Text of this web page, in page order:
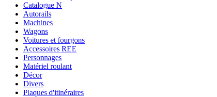
Catalogue N
Autorails
Machines
Wagons
Voitures et fourgons
Accessoires REE
Personnages
Matériel roulant
Décor
Divers
Plaques d'itinéraires